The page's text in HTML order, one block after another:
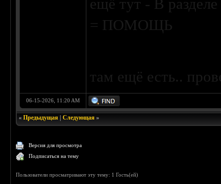
ещё тут - В
= ПОМОЩЬ
там ещё есть..
06-15-2026, 11:20 AM
«Предыдущая |Следующая »
Версия для просмотра
Подписаться на тему
Пользователи просматривают эту тему: 1 Гость(ей)